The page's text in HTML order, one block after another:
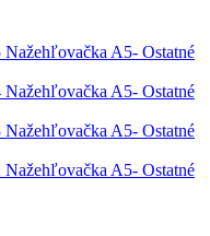
Nažehľovačka A5- Ostatné
Nažehľovačka A5- Ostatné
Nažehľovačka A5- Ostatné
Nažehľovačka A5- Ostatné